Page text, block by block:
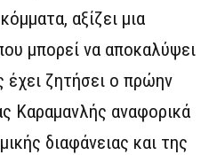
αξίζει μια
μπορεί να αποκαλύψει
ζητήσει ο πρώην
Καραμανλής αναφορικά
διαφάνειας και της